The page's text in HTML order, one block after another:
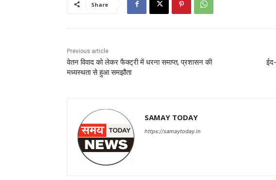
Share
Previous article
वेतन विवाद को लेकर फैक्ट्री में धरना समाप्त, प्रशासन की
मध्यस्थता से हुआ समझौता
SAMAY TODAY
https://samaytoday.in